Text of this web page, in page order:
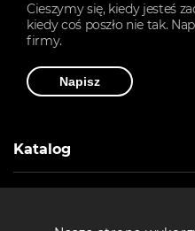
Cieszymy się, kiedy jesteś
kiedy coś poszło nie tak.
firmy.
Napisz
Katalog